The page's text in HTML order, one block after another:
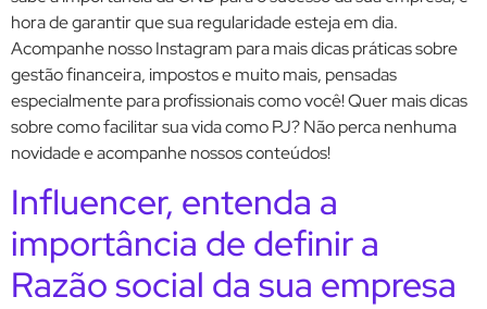
hora de garantir que sua regularidade esteja em dia.
Acompanhe nosso Instagram para mais dicas práticas sobre
gestão financeira, impostos e muito mais, pensadas
especialmente para profissionais como você! Quer mais dicas
sobre como facilitar sua vida como PJ? Não perca nenhuma
novidade e acompanhe nossos conteúdos!
Influencer, entenda a
importância de definir a
Razão social da sua empresa